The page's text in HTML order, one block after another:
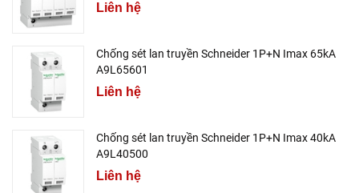
Liên hệ
Chống sét lan truyền Schneider 1P+N Imax 65kA
A9L65601
Liên hệ
Chống sét lan truyền Schneider 1P+N Imax 40kA
A9L40500
Liên hệ